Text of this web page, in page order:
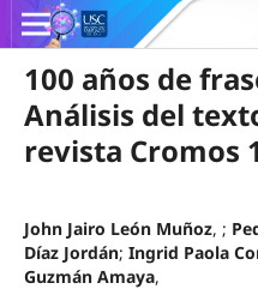
100 años de
Análisis del
revista Cromos
John Jairo León Muñoz, ;
Díaz Jordán; Ingrid Paola
Guzmán Amaya,